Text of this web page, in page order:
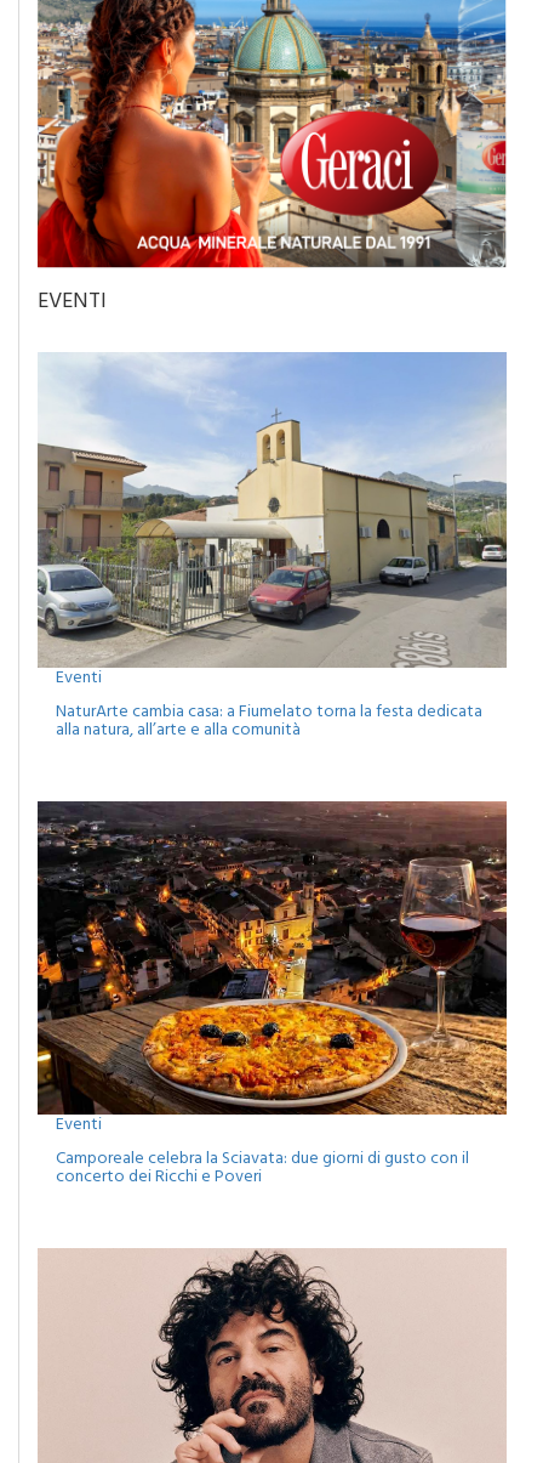
Eventi
NaturArte cambia casa: a Fiumelato torna la festa dedicata
Eventi
Camporeale celebra la Sciavata: due giorni di gusto con il